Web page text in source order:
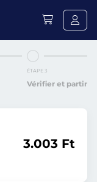
ÉTAPE 3
Vérifier et partir
3.003 Ft